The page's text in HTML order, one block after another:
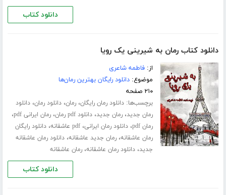
دانلود کتاب
دانلود کتاب رمان به شیرینی یک رویا
از:فاطمه شاعری
موضوع:دانلود رایگان بهترین رمان‌ها
۲۱۰ صفحه
برچسب‌ها:دانلود رمان رایگان،رمان،دانلود رمان،دانلود
رمان جدید،رمان جدید،دانلود pdf رمان ،رمان ایرانی pdf ،
رمان pdf ،دانلود رمان ایرانی،pdf عاشقانه ،دانلود رایگان
رمان عاشقانه،رمان جدید عاشقانه،دانلود رمان عاشقانه
جدید،دانلود رمان عاشقانه،رمان عاشقانه
دانلود کتاب